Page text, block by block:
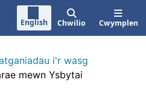
English Chwilio Cwymplen
i'r wasg
mewn Ysbytai